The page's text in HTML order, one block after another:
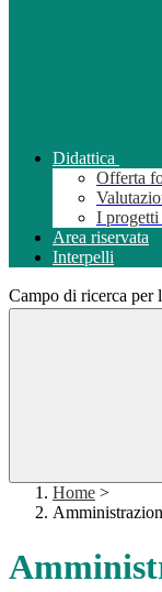
Didattica
Offerta
I progetti
Area riservata
Interpelli
Campo di ricerca per
Home >